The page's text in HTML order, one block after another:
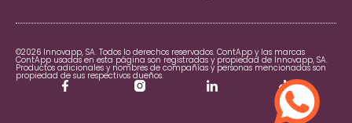
©2026 Innovapp, SA. Todos lo derechos reservados. ContApp y las marcas
ContApp usadas en esta página son registradas y propiedad de Innovapp, SA.
Productos adicionales y nombres de compañías y personas mencionadas son
propiedad de sus respectivos dueños.